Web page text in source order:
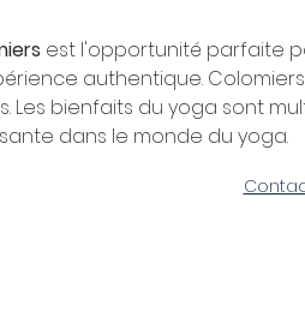
est l'opportunité parfaite
authentique.
Les bienfaits du yoga sont
dans le monde du yoga.